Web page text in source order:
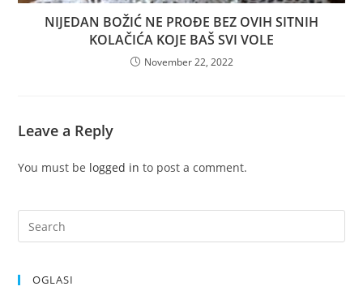
NIJEDAN BOŽIĆ NE PROĐE BEZ OVIH SITNIH
KOLAČIĆA KOJE BAŠ SVI VOLE
November 22, 2022
Leave a Reply
You must be logged in to post a comment.
OGLASI